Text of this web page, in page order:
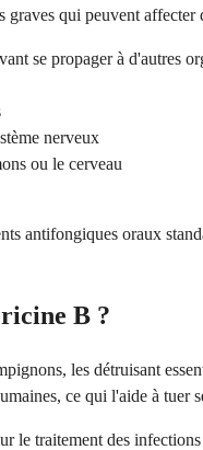
qui peuvent
se propager à d'autres
nerveux
ou le cerveau
antifongiques oraux
B ?
les détruisant
ce qui l'aide à tuer
traitement des